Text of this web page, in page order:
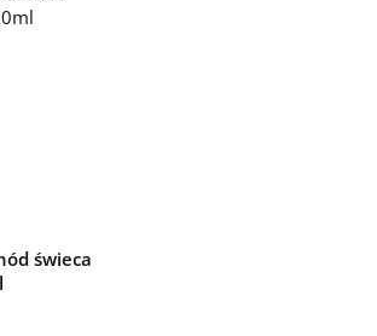
świeca